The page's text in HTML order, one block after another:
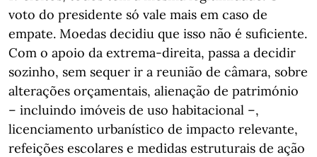
voto do presidente só vale mais em caso de
empate. Moedas decidiu que isso não é suficiente.
Com o apoio da extrema-direita, passa a decidir
sozinho, sem sequer ir a reunião de câmara, sobre
alterações orçamentais, alienação de património
– incluindo imóveis de uso habitacional –,
licenciamento urbanístico de impacto relevante,
refeições escolares e medidas estruturais de ação